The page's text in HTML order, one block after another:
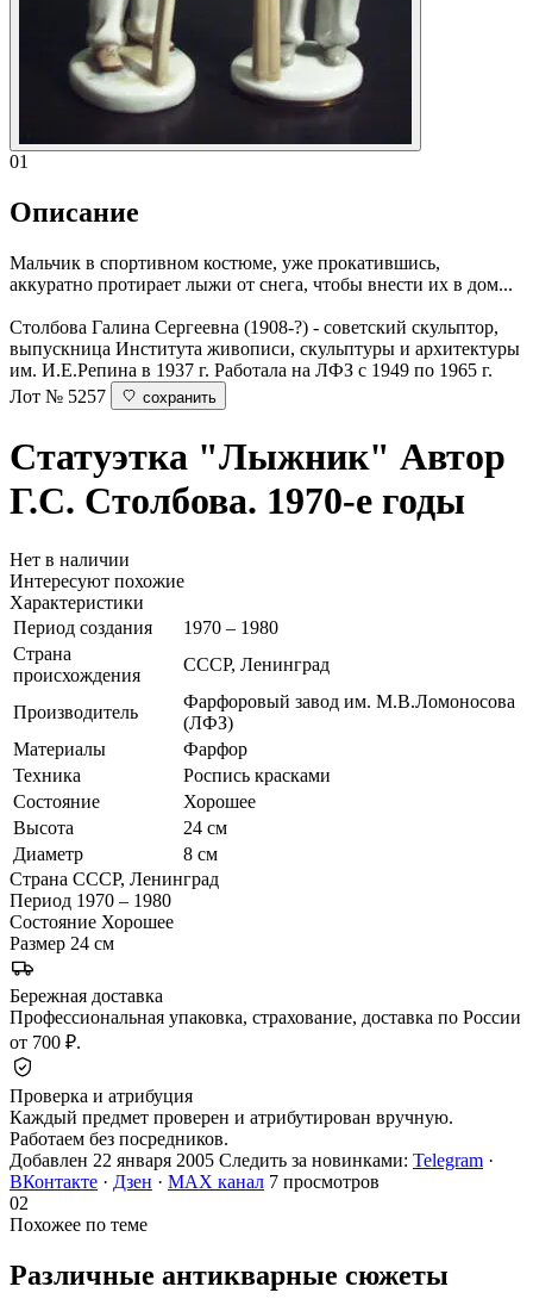
01
Описание
Мальчик в спортивном костюме, уже прокатившись,
аккуратно протирает лыжи от снега, чтобы внести их в дом...
Столбова Галина Сергеевна (1908-?) - советский скульптор,
выпускница Института живописи, скульптуры и архитектуры
им. И.Е.Репина в 1937 г. Работала на ЛФЗ с 1949 по 1965 г.
Лот № 5257
сохранить
Статуэтка "Лыжник" Автор
Г.С. Столбова. 1970-е годы
Нет в наличии
Интересуют похожие
Характеристики
Период создания
1970 – 1980
Страна
происхождения
СССР, Ленинград
Производитель
Фарфоровый завод им. М.В.Ломоносова
(ЛФЗ)
Материалы
Фарфор
Техника
Роспись красками
Состояние
Хорошее
Высота
24 см
Диаметр
8 см
Страна СССР, Ленинград
Период 1970 – 1980
Состояние Хорошее
Размер 24 см
Бережная доставка
Профессиональная упаковка, страхование, доставка по России
от 700 ₽.
Проверка и атрибуция
Каждый предмет проверен и атрибутирован вручную.
Работаем без посредников.
Добавлен 22 января 2005 Следить за новинками: Telegram ·
ВКонтакте · Дзен · MAX канал 7 просмотров
02
Похожее по теме
Различные антикварные сюжеты